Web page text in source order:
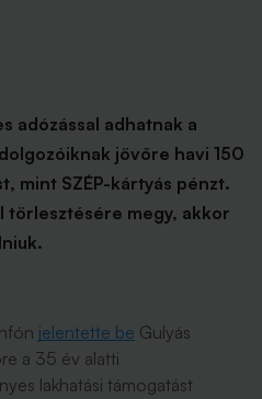
adózással adhatnak a
jövőre havi 150
mint SZÉP-kártyás pénzt.
törlesztésére megy, akkor
jelentette be Gulyás
a 35 év alatti
lakhatási támogatást